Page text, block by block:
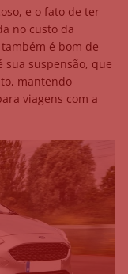
e o fato de ter
no custo da
é bom de
sua suspensão, que
mantendo
viagens com a